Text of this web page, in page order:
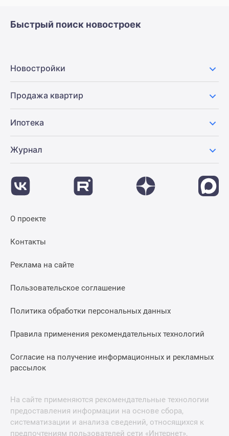
Быстрый поиск новостроек
Новостройки
Продажа квартир
Ипотека
Журнал
О проекте
Контакты
Реклама на сайте
Пользовательское соглашение
Политика обработки персональных данных
Правила применения рекомендательных технологий
Согласие на получение информационных и рекламных
рассылок
На сайте применяются рекомендательные технологии
предоставления информации на основе сбора,
систематизации и анализа сведений, относящихся к
предпочтениям пользователей сети «Интернет»,